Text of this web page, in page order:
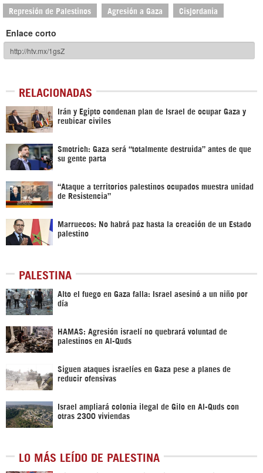
Represión de Palestinos Agresión a Gaza Cisjordania
Enlace corto
RELACIONADAS
Irán y Egipto condenan plan de Israel de ocupar Gaza y
reubicar civiles
Smotrich: Gaza será “totalmente destruida” antes de que
su gente parta
“Ataque a territorios palestinos ocupados muestra unidad
de Resistencia”
Marruecos: No habrá paz hasta la creación de un Estado
palestino
PALESTINA
Alto el fuego en Gaza falla: Israel asesinó a un niño por
día
HAMAS: Agresión israelí no quebrará voluntad de
palestinos en Al-Quds
Siguen ataques israelíes en Gaza pese a planes de
reducir ofensivas
Israel ampliará colonia ilegal de Gilo en Al-Quds con
otras 2300 viviendas
LO MÁS LEÍDO DE PALESTINA